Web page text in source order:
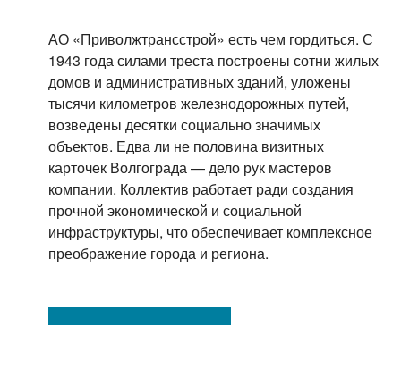
АО «Приволжтрансстрой» есть чем гордиться. С
1943 года силами треста построены сотни жилых
домов и административных зданий, уложены
тысячи километров железнодорожных путей,
возведены десятки социально значимых
объектов. Едва ли не половина визитных
карточек Волгограда — дело рук мастеров
компании. Коллектив работает ради создания
прочной экономической и социальной
инфраструктуры, что обеспечивает комплексное
преображение города и региона.